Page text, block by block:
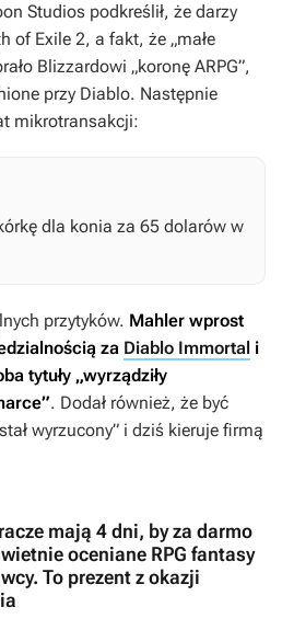
Studios podkreślił, że darzy
of Exile 2, a fakt, że „małe
Blizzardowi „koronę ARPG”,
przy Diablo. Następnie
mikrotransakcji:
dla konia za 65 dolarów w
przytyków. Mahler wprost
za Diablo Immortal i
tytuły „wyrządziły
. Dodał również, że być
wyrzucony” i dziś kieruje firmą
mają 4 dni, by za darmo
oceniane RPG fantasy
To prezent z okazji